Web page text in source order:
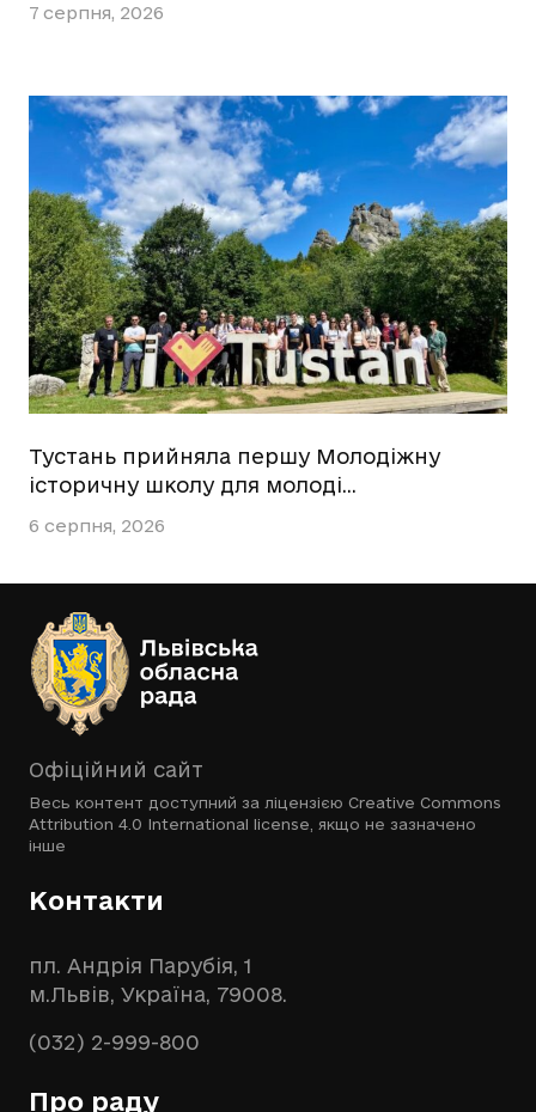
7 серпня, 2026
Тустань прийняла першу Молодіжну
історичну школу для молоді…
6 серпня, 2026
Офіційний сайт
Весь контент доступний за ліцензією Creative Commons
Attribution 4.0 International license , якщо не зазначено
інше
Контакти
пл. Андрія Парубія, 1
м.Львів, Україна, 79008.
(032) 2-999-800
Про раду